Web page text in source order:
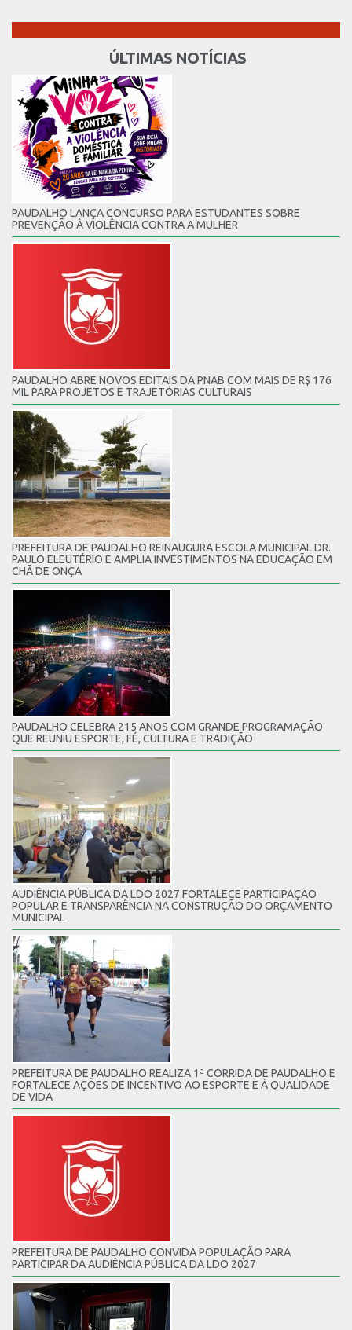
ÚLTIMAS NOTÍCIAS
PAUDALHO LANÇA CONCURSO PARA ESTUDANTES SOBRE
PREVENÇÃO À VIOLÊNCIA CONTRA A MULHER
PAUDALHO ABRE NOVOS EDITAIS DA PNAB COM MAIS DE R$ 176
MIL PARA PROJETOS E TRAJETÓRIAS CULTURAIS
PREFEITURA DE PAUDALHO REINAUGURA ESCOLA MUNICIPAL DR.
PAULO ELEUTÉRIO E AMPLIA INVESTIMENTOS NA EDUCAÇÃO EM
CHÃ DE ONÇA
PAUDALHO CELEBRA 215 ANOS COM GRANDE PROGRAMAÇÃO
QUE REUNIU ESPORTE, FÉ, CULTURA E TRADIÇÃO
AUDIÊNCIA PÚBLICA DA LDO 2027 FORTALECE PARTICIPAÇÃO
POPULAR E TRANSPARÊNCIA NA CONSTRUÇÃO DO ORÇAMENTO
MUNICIPAL
PREFEITURA DE PAUDALHO REALIZA 1ª CORRIDA DE PAUDALHO E
FORTALECE AÇÕES DE INCENTIVO AO ESPORTE E À QUALIDADE
DE VIDA
PREFEITURA DE PAUDALHO CONVIDA POPULAÇÃO PARA
PARTICIPAR DA AUDIÊNCIA PÚBLICA DA LDO 2027